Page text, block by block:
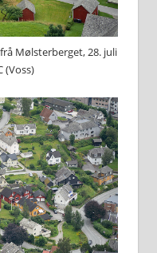
Mølsterberget, 28. juli
(Voss)